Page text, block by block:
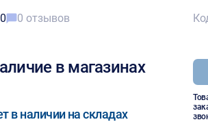
0 0 отзывов
в магазинах
в наличии на складах